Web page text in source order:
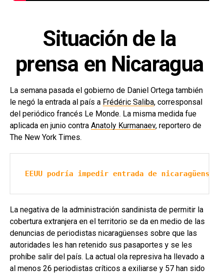
Situación de la
prensa en Nicaragua
La semana pasada el gobierno de Daniel Ortega también
le negó la entrada al país a Frédéric Saliba, corresponsal
del periódico francés Le Monde. La misma medida fue
aplicada en junio contra Anatoly Kurmanaev, reportero de
The New York Times.
EEUU podría impedir entrada de
La negativa de la administración sandinista de permitir la
cobertura extranjera en el territorio se da en medio de las
denuncias de periodistas nicaragüenses sobre que las
autoridades les han retenido sus pasaportes y se les
prohíbe salir del país. La actual ola represiva ha llevado a
al menos 26 periodistas críticos a exiliarse y 57 han sido